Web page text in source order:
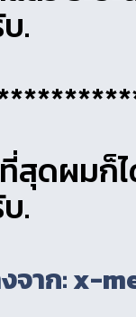
.
สุดผมก็
.
จาก: x-